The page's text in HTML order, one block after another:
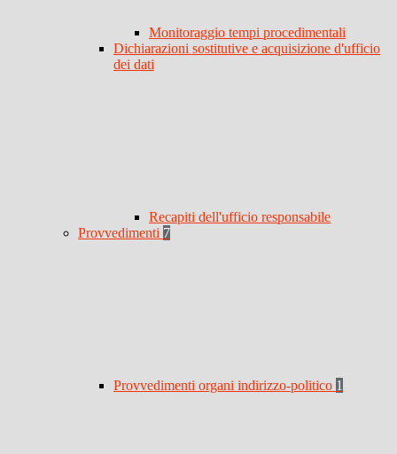
Monitoraggio tempi procedimentali
Dichiarazioni sostitutive e acquisizione d'ufficio
dei dati
Recapiti dell'ufficio responsabile
Provvedimenti 7
Provvedimenti organi indirizzo-politico 1